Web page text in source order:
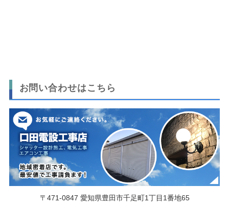
お問い合わせはこちら
〒471-0847 愛知県豊田市千足町1丁目1番地65